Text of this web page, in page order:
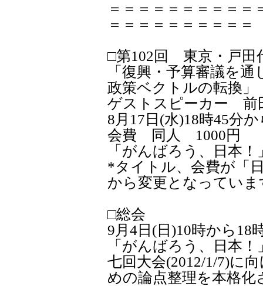
＝＝＝＝＝＝＝＝＝＝
＝＝＝＝＝＝＝＝＝＝
□第102回 東京・戸田
「復興・予算審議を
政策ベクトルの転換」
ゲストスピーカー 前
8月17日(水)18時45分
会費 同人 1000円
「がんばろう、日本
*タイトル、会費が「
から変更となっていま
□総会
9月4日(日)10時から18
「がんばろう、日本
七回大会(2012/1/7)に
めの論点整理を本格